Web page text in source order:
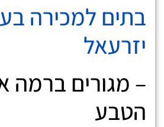
בתים למכירה
יזרעאל
– מגורים ברמה
הטבע